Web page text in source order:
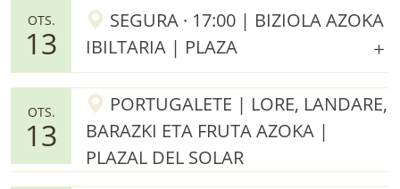
OTS.
13
SEGURA · 17:00 | BIZIOLA AZOKA
IBILTARIA | PLAZA
OTS.
13
PORTUGALETE | LORE, LANDARE,
BARAZKI ETA FRUTA AZOKA |
PLAZAL DEL SOLAR